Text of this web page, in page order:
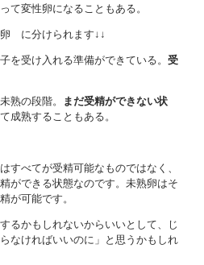
て変性卵になることもある。
に分けられます↓↓
を受け入れる準備ができている。 受
熟の段階。
まだ受精ができない状
成熟することもある。
すべてが受精可能なものではなく、
ができる状態なのです。未熟卵はそ
が可能です。
るかもしれないからいいとして、じ
なければいいのに」と思うかもしれ